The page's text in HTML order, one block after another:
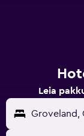
Leia
Groveland,